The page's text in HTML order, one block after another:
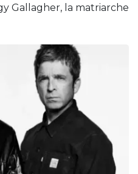
Gallagher, la matriarche